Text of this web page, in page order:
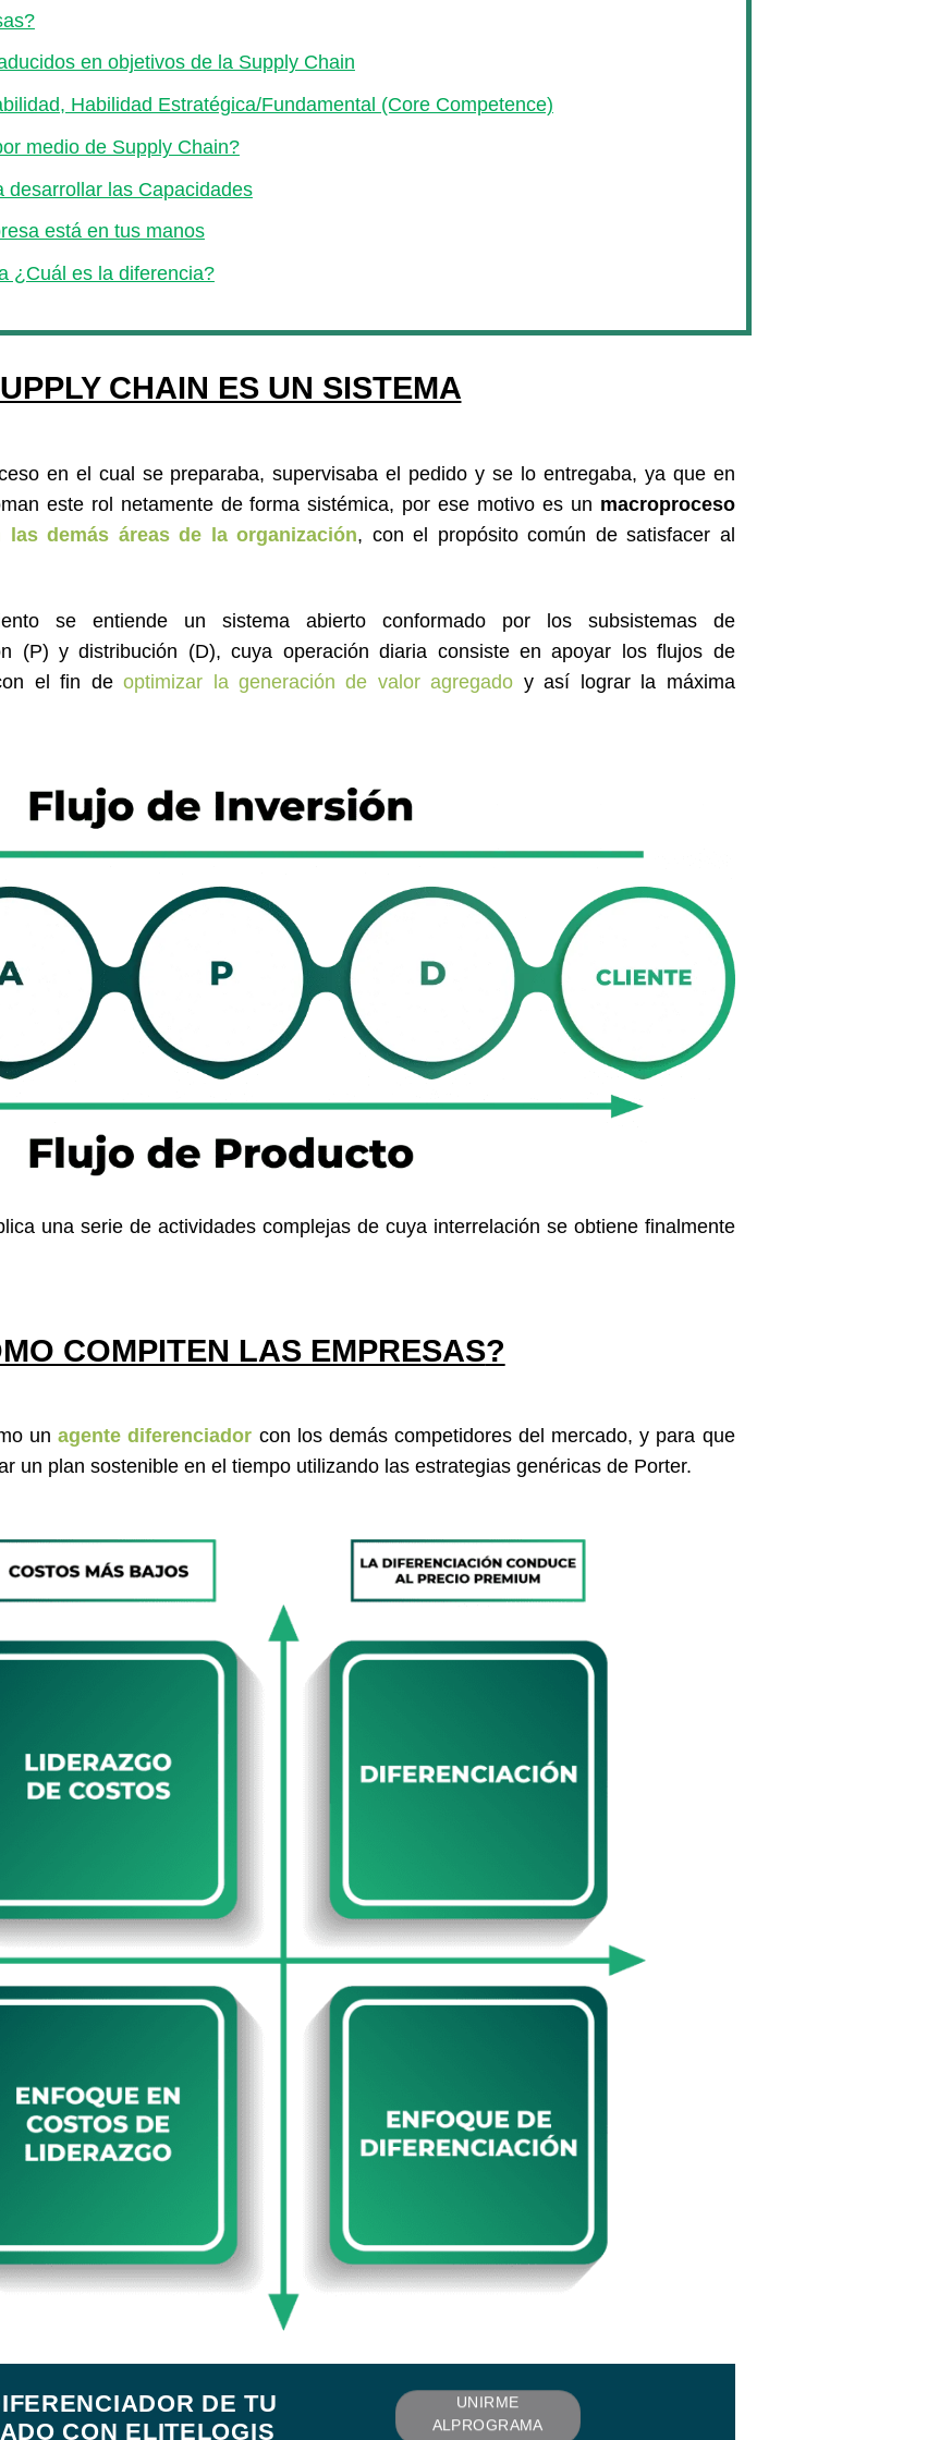
en objetivos de la Supply Chain
Habilidad Estratégica/Fundamental (Core Competence)
medio de Supply Chain?
desarrollar las Capacidades
está en tus manos
¿Cuál es la diferencia?
CHAIN ES UN SISTEMA
en el cual se preparaba, supervisaba el pedido y se lo entregaba, ya que en
este rol netamente de forma sistémica, por ese motivo es un macroproceso
las demás áreas de la organización, con el propósito común de satisfacer al
se entiende un sistema abierto conformado por los subsistemas de
(P) y distribución (D), cuya operación diaria consiste en apoyar los flujos de
el fin deoptimizar la generación de valor agregado y así lograr la máxima
una serie de actividades complejas de cuya interrelación se obtiene finalmente
COMPITEN LAS EMPRESAS?
unagente diferenciador con los demás competidores del mercado, y para que
un plan sostenible en el tiempo utilizando las estrategias genéricas de Porter.
DE TU
CON ELITELOGIS
UNIRME
ALPROGRAMA